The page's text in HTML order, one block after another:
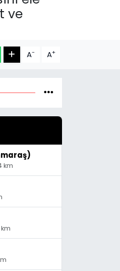
ve
A- A+
km
km